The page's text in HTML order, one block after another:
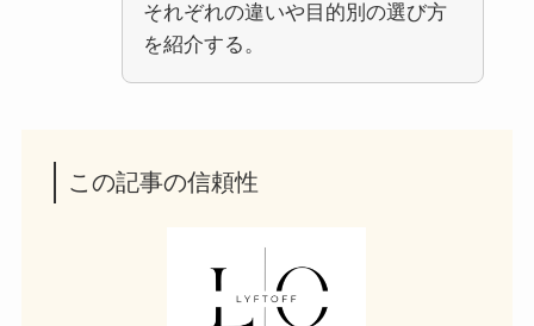
それぞれの違いや目的別の選び方
を紹介する。
この記事の信頼性